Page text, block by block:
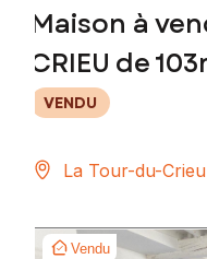
Maison à
CRIEU de
VENDU
La Tour-du-
Vendu